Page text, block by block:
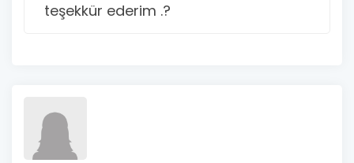
teşekkür ederim .?